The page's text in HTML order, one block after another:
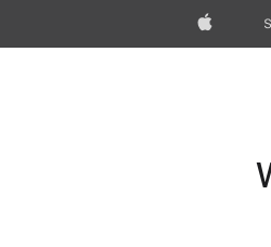
Apple